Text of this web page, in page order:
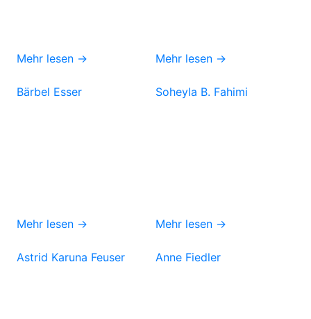
Mehr lesen → Mehr lesen →
Bärbel Esser
Mehr lesen →
Soheyla B. Fahimi
Mehr lesen →
Astrid Karuna Feuser Anne Fiedler